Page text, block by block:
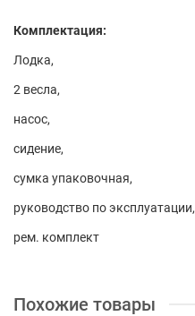
Комплектация:
Лодка,
2 весла,
насос,
сидение,
сумка упаковочная,
руководство по эксплуатации,
рем. комплект
Похожие товары